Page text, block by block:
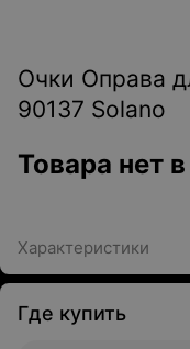
Очки Оправа
90137 Solano
Товара нет
Характеристики
Где купить